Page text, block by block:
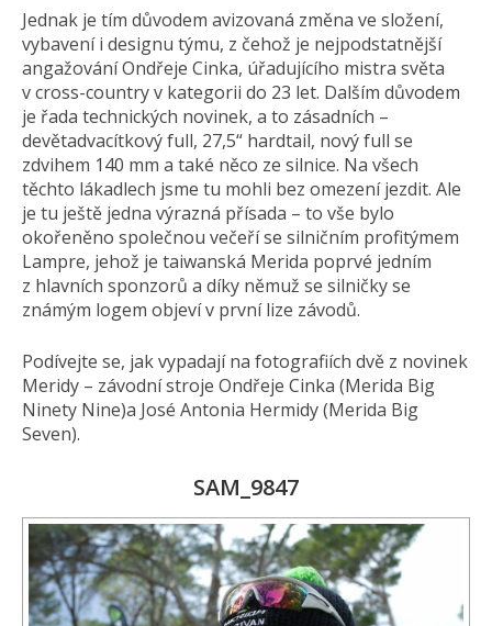
Jednak je tím důvodem avizovaná změna ve složení,
vybavení i designu týmu, z čehož je nejpodstatnější
angažování Ondřeje Cinka, úřadujícího mistra světa
v cross-country v kategorii do 23 let. Dalším důvodem
je řada technických novinek, a to zásadních –
devětadvacítkový full, 27,5“ hardtail, nový full se
zdvihem 140 mm a také něco ze silnice. Na všech
těchto lákadlech jsme tu mohli bez omezení jezdit. Ale
je tu ještě jedna výrazná přísada – to vše bylo
okořeněno společnou večeří se silničním profitýmem
Lampre, jehož je taiwanská Merida poprvé jedním
z hlavních sponzorů a díky němuž se silničky se
známým logem objeví v první lize závodů.
Podívejte se, jak vypadají na fotografiích dvě z novinek
Meridy – závodní stroje Ondřeje Cinka (Merida Big
Ninety Nine)a José Antonia Hermidy (Merida Big
Seven).
SAM_9847